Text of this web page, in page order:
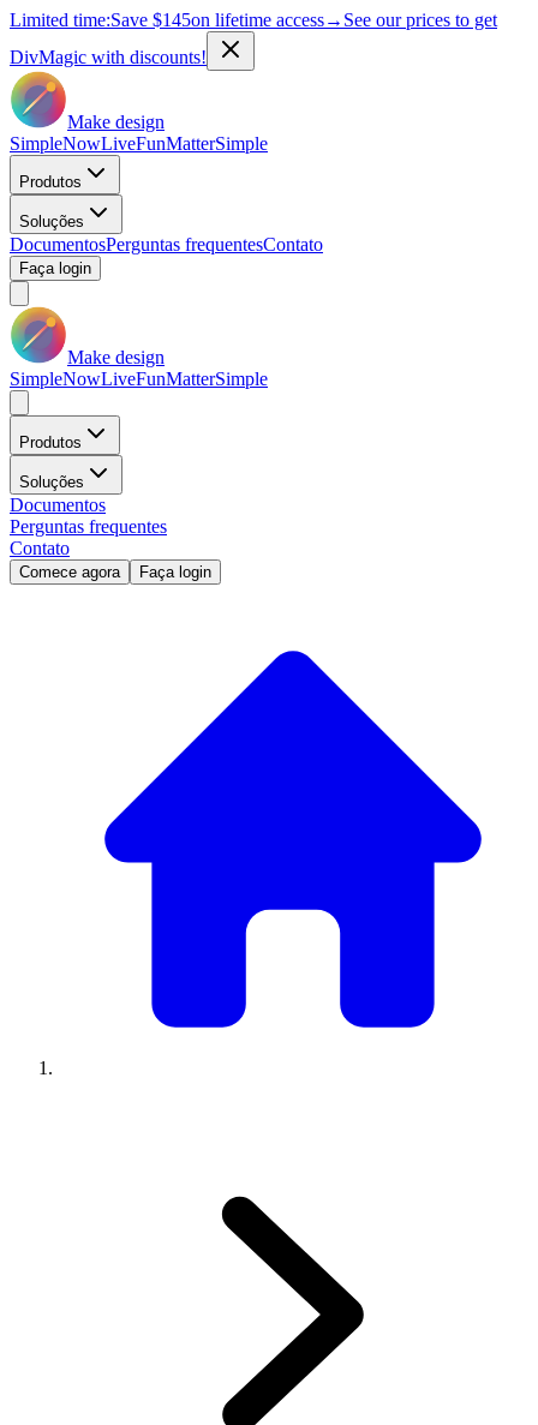
Limited time:Save $145on lifetime access→ See our prices to get
DivMagic with discounts!
Make design
SimpleNowLiveFunMatterSimple
Produtos
Soluções
DocumentosPerguntas frequentesContato
Faça login
Make design
SimpleNowLiveFunMatterSimple
Produtos
Soluções
Documentos
Perguntas frequentes
Contato
Comece agora Faça login